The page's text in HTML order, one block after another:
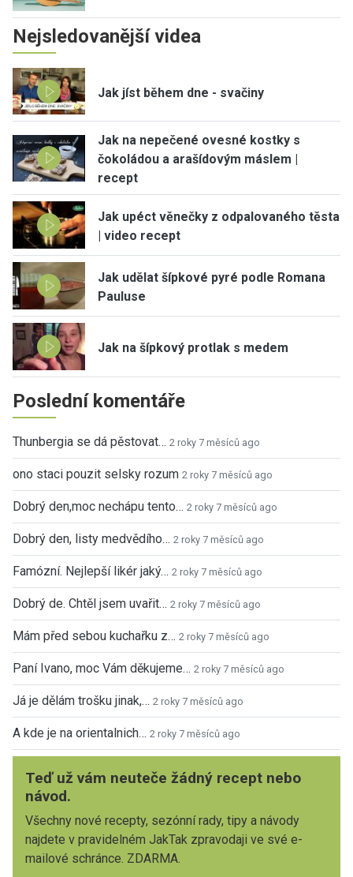
Nejsledovanější videa
Jak jíst během dne - svačiny
Jak na nepečené ovesné kostky s
čokoládou a arašídovým máslem |
recept
Jak upéct věnečky z odpalovaného těsta
| video recept
Jak udělat šípkové pyré podle Romana
Pauluse
Jak na šípkový protlak s medem
Poslední komentáře
Thunbergia se dá pěstovat… 2 roky 7 měsíců ago
ono staci pouzit selsky rozum 2 roky 7 měsíců ago
Dobrý den,moc nechápu tento… 2 roky 7 měsíců ago
Dobrý den, listy medvědího… 2 roky 7 měsíců ago
Famózní. Nejlepší likér jaký… 2 roky 7 měsíců ago
Dobrý de. Chtěl jsem uvařit… 2 roky 7 měsíců ago
Mám před sebou kuchařku z… 2 roky 7 měsíců ago
Paní Ivano, moc Vám děkujeme… 2 roky 7 měsíců ago
Já je dělám trošku jinak,… 2 roky 7 měsíců ago
A kde je na orientalnich… 2 roky 7 měsíců ago
Teď už vám neuteče žádný recept nebo
návod.
Všechny nové recepty, sezónní rady, tipy a návody
najdete v pravidelném JakTak zpravodaji ve své e-
mailové schránce. ZDARMA.